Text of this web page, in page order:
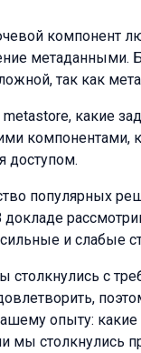
компонент
метаданными.
так как
metastore, какие
доступом.
популярных
докладе
и слабые
столкнулись с
опыту: какие
мы столкнулись